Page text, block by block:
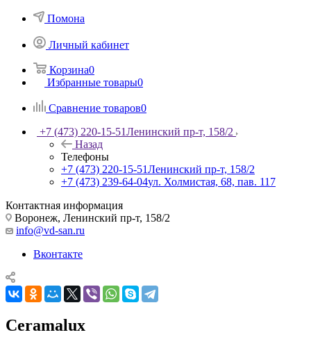
Помона
Личный кабинет
Корзина0
Избранные товары0
Сравнение товаров0
+7 (473) 220-15-51Ленинский пр-т, 158/2
Назад
Телефоны
+7 (473) 220-15-51Ленинский пр-т, 158/2
+7 (473) 239-64-04ул. Холмистая, 68, пав. 117
Контактная информация
Воронеж, Ленинский пр-т, 158/2
info@vd-san.ru
Вконтакте
Ceramalux